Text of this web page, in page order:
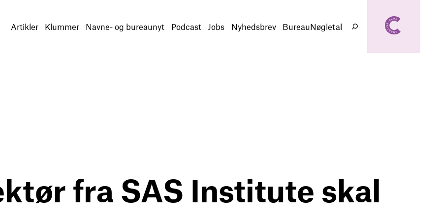
Artikler Klummer Navne- og bureaunyt Podcast Jobs Nyhedsbrev BureauNøgletal
Søg
fra SAS Institute skal